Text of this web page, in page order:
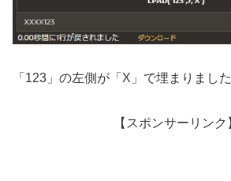
「123」の左側が「X」で埋まりました
【スポンサーリンク